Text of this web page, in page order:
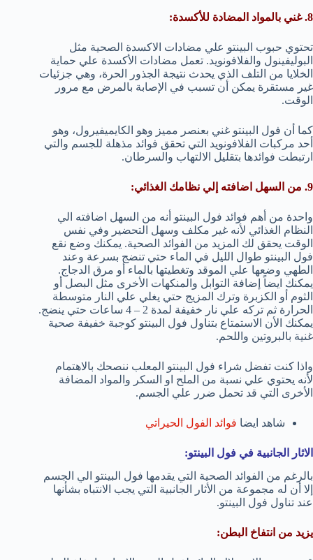
8. غني بالمواد المضادة للأكسدة:
تحتوي حبوب البينتو علي مضادات الاكسدة الصحية مثل
البوليفينول والفلافونويد. تعمل مضادات الأكسدة علي حماية
الخلايا من التلف الذي يحدث نتيجة الجذور الحرة، وهي جزئيات
غير مستقرة يمكن أن تسبب في الإصابة بالمرض مع مرور
الوقت.
كما أن فول البينتو غني بعنصر مميز وهو الكايميفيرول، وهو
أحد مركبات الفلافونويد التي تحقق فوائد مذهلة للجسم والتي
ارتبطت فوائدها بتقليل الالتهاب والسرطان.
9. من السهل اضافته إلي نظامك الغذائي:
واحدة من أهم فوائد فول البينتو أنه من السهل اضافته الي
النظام الغذائي لأنه غير مكلف وسهل التحضير وفي نفس
الوقت يحقق لك المزيد من الفوائد الصحية. يمكنك وضع نقع
فول البينتو طوال الليل في الماء حتي تنضج بسرعة وعند
الطهي وضعها علي الموقد وتغطيتها بالماء أو مرق الدجاج.
يمكنك ايضاً إضافة التوابل والمنكهات الأخرى مثل البصل أو
الثوم أو الكزبرة وترك المزيج حتي يغلي علي النار متوسطة
الحرارة ثم تركه علي نار خفيفة لمدة 2 – 4 ساعات حتي ينضج.
يمكنك الأن الاستمتاع بتناول فول البينتو كوجبة خفيفة صحية
غنية بالبروتين واللحم.
واذا كنت تفضل شراء فول البينتو المعلب ننصحك بالاهتمام
لأنه يحتوي علي نسبة من الملح او السكر والمواد المضافة
الأخرى التي قد تحمل ضرر علي الجسم.
شاهد ايضا فوائد الفول الحيراتي
الاثار الجانبية في فول البينتو:
بالرغم من الفوائد الصحية التي يقدمها فول البينتو الي الجسم
إلا أن له مجموعة من الأثار الجانبية التي يجب الانتباه بشأنها
عند تناول فول البينتو.
يزيد من انتفاخ البطن: